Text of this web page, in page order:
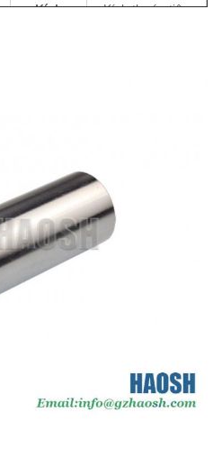
Kích
Kích thước tiêu